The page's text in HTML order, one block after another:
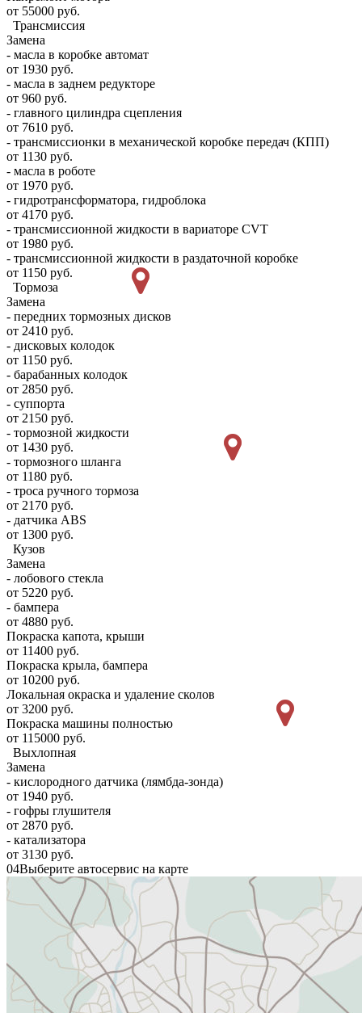
от 55000 руб.
Трансмиссия
Замена
- масла в коробке автомат
от 1930 руб.
- масла в заднем редукторе
от 960 руб.
- главного цилиндра сцепления
от 7610 руб.
- трансмиссионки в механической коробке передач (КПП)
от 1130 руб.
- масла в роботе
от 1970 руб.
- гидротрансформатора, гидроблока
от 4170 руб.
- трансмиссионной жидкости в вариаторе CVT
от 1980 руб.
- трансмиссионной жидкости в раздаточной коробке
от 1150 руб.
Тормоза
Замена
- передних тормозных дисков
от 2410 руб.
- дисковых колодок
от 1150 руб.
- барабанных колодок
от 2850 руб.
- суппорта
от 2150 руб.
- тормозной жидкости
от 1430 руб.
- тормозного шланга
от 1180 руб.
- троса ручного тормоза
от 2170 руб.
- датчика ABS
от 1300 руб.
Кузов
Замена
- лобового стекла
от 5220 руб.
- бампера
от 4880 руб.
Покраска капота, крыши
от 11400 руб.
Покраска крыла, бампера
от 10200 руб.
Локальная окраска и удаление сколов
от 3200 руб.
Покраска машины полностью
от 115000 руб.
Выхлопная
Замена
- кислородного датчика (лямбда-зонда)
от 1940 руб.
- гофры глушителя
от 2870 руб.
- катализатора
от 3130 руб.
04Выберите автосервис на карте